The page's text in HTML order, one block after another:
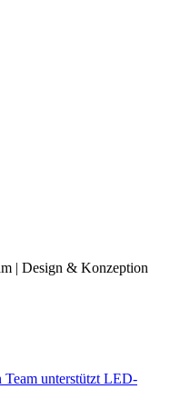
| Design & Konzeption
Team unterstützt LED-